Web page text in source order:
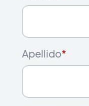
Apellido*